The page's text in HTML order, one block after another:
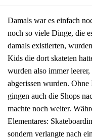
Damals war es einfach
noch so viele Dinge, die
damals existierten,
Kids die dort skateten
wurden also immer
abgerissen wurden.
gingen auch die Shops
machte noch weiter.
Elementares:
sondern verlangte nach